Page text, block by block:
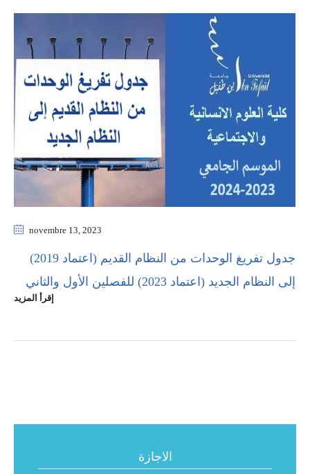
novembre 13, 2023
جدول تفريغ الوحدات من النظام القديم (اعتماد 2019)
إلى النظام الجديد (اعتماد 2023) للفصلين الأول والثاني
إقرأ المزيد
الاجازة